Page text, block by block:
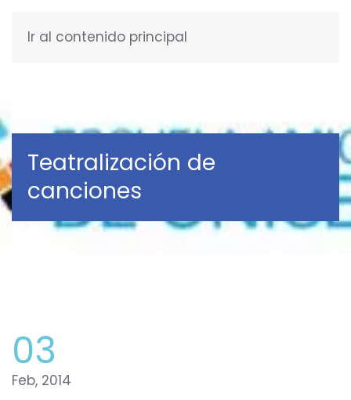
Ir al contenido principal
Teatralización de
canciones
03
Feb, 2014